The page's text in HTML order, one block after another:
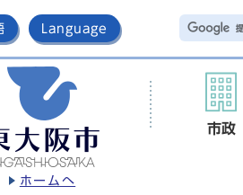
Language
ホームへ
市政